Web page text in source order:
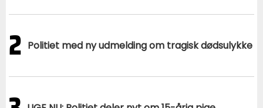
2 Politiet med ny udmelding om tragisk dødsulykke